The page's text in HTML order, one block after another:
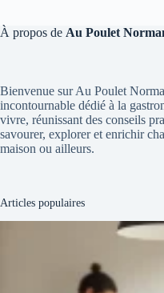
À propos de Au Poulet
Bienvenue sur Au Poulet
incontournable dédié à la
vivre, réunissant des conseils
savourer, explorer et enrichir
maison ou ailleurs.
Articles populaires